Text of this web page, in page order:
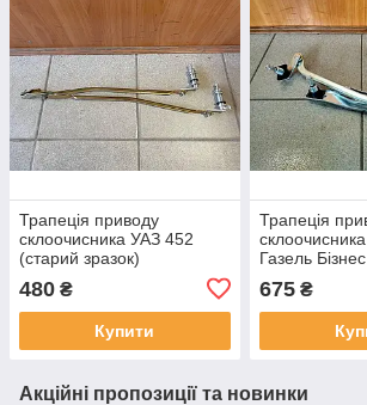
Трапеція приводу
склоочисника УАЗ 452
(старий зразок)
480 ₴
Купити
Трапеція
склоочисника
Газель Бізнес
675₴
Акційні пропозиції та новинки